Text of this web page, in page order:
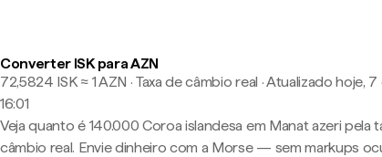
Converter ISK para AZN
72,5824 ISK ≈ 1 AZN · Taxa de câmbio real ·Atualizado hoje,
16:01
Veja quanto é 140.000 Coroa islandesa em Manat azeri pela
câmbio real. Envie dinheiro com a Morse — sem markups